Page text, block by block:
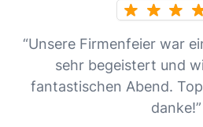
“Unsere Firmenfeier war
sehr begeistert und
fantastischen Abend.
danke!”